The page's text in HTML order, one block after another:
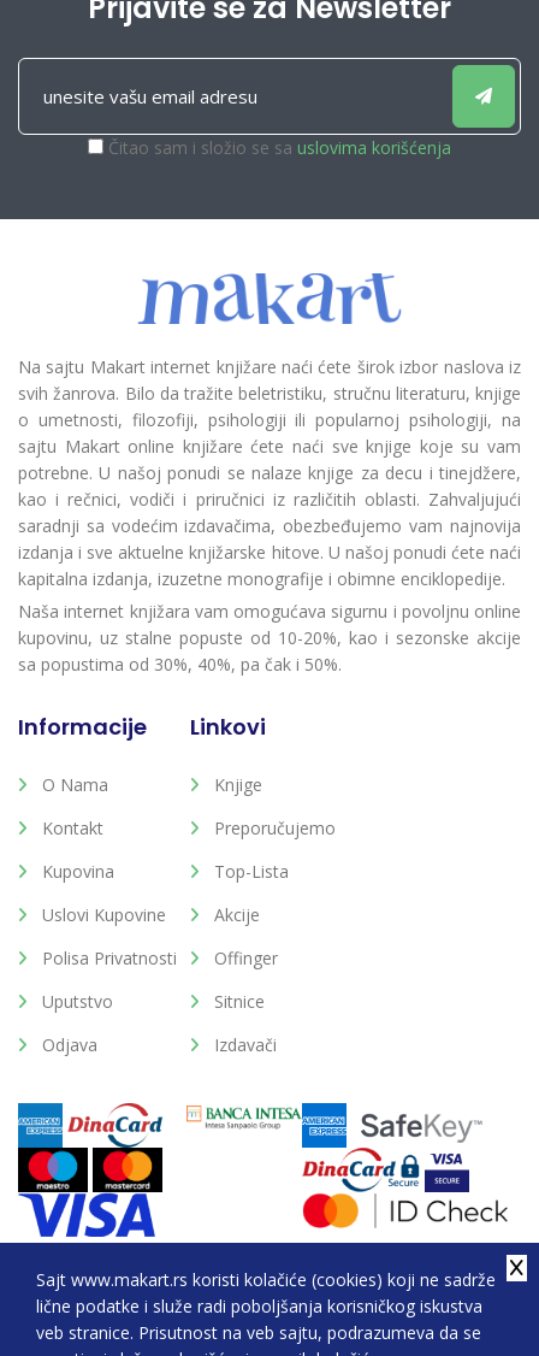
Sajt www.makart.rs koristi kolačiće (cookies) koji ne sadrže
lične podatke i služe radi poboljšanja korisničkog iskustva
veb stranice. Prisutnost na veb sajtu, podrazumeva da se
Prijavite se za Newsletter
Čitao sam i složio se sa uslovima korišćenja
Na sajtu Makart internet knjižare naći ćete širok izbor naslova iz
svih žanrova. Bilo da tražite beletristiku, stručnu literaturu, knjige
o umetnosti, filozofiji, psihologiji ili popularnoj psihologiji, na
sajtu Makart online knjižare ćete naći sve knjige koje su vam
potrebne. U našoj ponudi se nalaze knjige za decu i tinejdžere,
kao i rečnici, vodiči i priručnici iz različitih oblasti. Zahvaljujući
saradnji sa vodećim izdavačima, obezbeđujemo vam najnovija
izdanja i sve aktuelne knjižarske hitove. U našoj ponudi ćete naći
kapitalna izdanja, izuzetne monografije i obimne enciklopedije.
Naša internet knjižara vam omogućava sigurnu i povoljnu online
kupovinu, uz stalne popuste od 10-20%, kao i sezonske akcije
sa popustima od 30%, 40%, pa čak i 50%.
Informacije
O Nama
Kontakt
Kupovina
Uslovi Kupovine
Polisa Privatnosti
Uputstvo
Odjava
Linkovi
Knjige
Preporučujemo
Top-Lista
Akcije
Offinger
Sitnice
Izdavači
2026. All Rights Reserved © Makart.rs - MAKART DOO
BEOGRAD (NOVI BEOGRAD), PIB: 105184104, MB: